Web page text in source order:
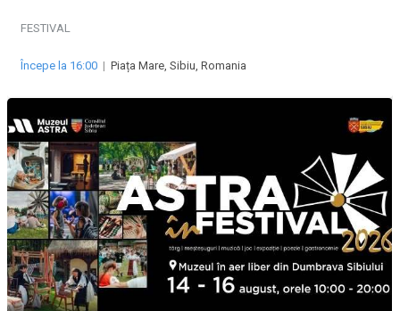
FESTIVAL
Începe la 16:00 | Piața Mare, Sibiu, Romania